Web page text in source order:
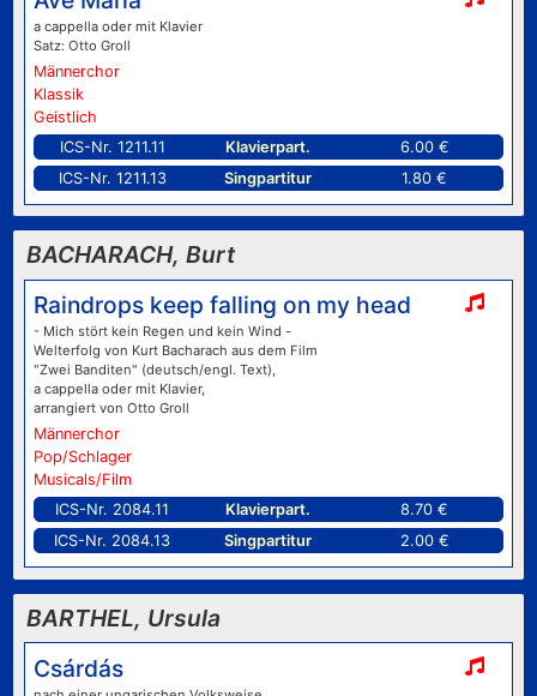
a cappella oder mit Klavier
Satz: Otto Groll
Männerchor
Klassik
Geistlich
ICS-Nr. 1211.11
Klavierpart.
6.00 €
ICS-Nr. 1211.13
Singpartitur 1.80 €
BACHARACH, Burt
Raindrops keep falling on my head
- Mich stört kein Regen und kein Wind -
Welterfolg von Kurt Bacharach aus dem Film
"Zwei Banditen" (deutsch/engl. Text),
a cappella oder mit Klavier,
arrangiert von Otto Groll
Männerchor
Pop/Schlager
Musicals/Film
ICS-Nr. 2084.11
Klavierpart.
8.70 €
ICS-Nr. 2084.13
Singpartitur 2.00 €
BARTHEL, Ursula
Csárdás